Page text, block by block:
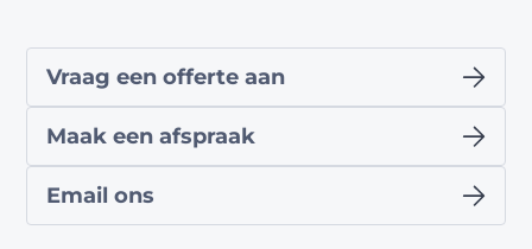
Vraag een offerte aan
Maak een afspraak
Email ons